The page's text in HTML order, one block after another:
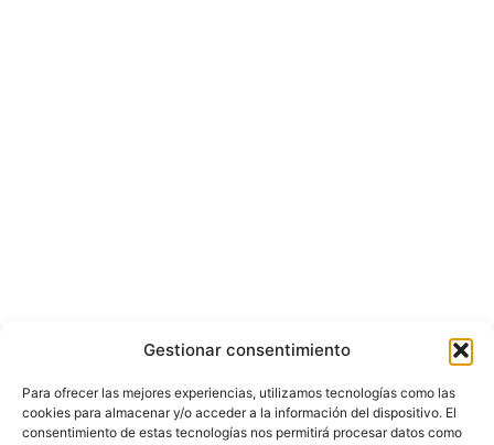
Gestionar consentimiento
Para ofrecer las mejores experiencias, utilizamos tecnologías como las
cookies para almacenar y/o acceder a la información del dispositivo. El
consentimiento de estas tecnologías nos permitirá procesar datos como